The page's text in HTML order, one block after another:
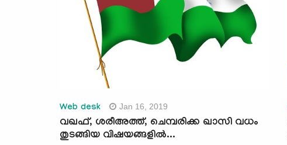
Web desk Jan 16, 2019
വഖഫ്, ശരീഅത്ത്, ചെമ്പരിക്ക ഖാസി വധം
തുടങ്ങിയ വിഷയങ്ങളില്‍...